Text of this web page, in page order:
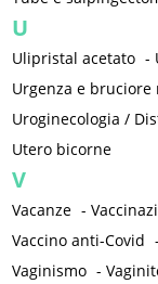
U
Ulipristal acetato -
Urgenza e bruciore
Uroginecologia /
Utero bicorne
V
Vacanze -
Vaccino anti-Covid
Vaginismo -